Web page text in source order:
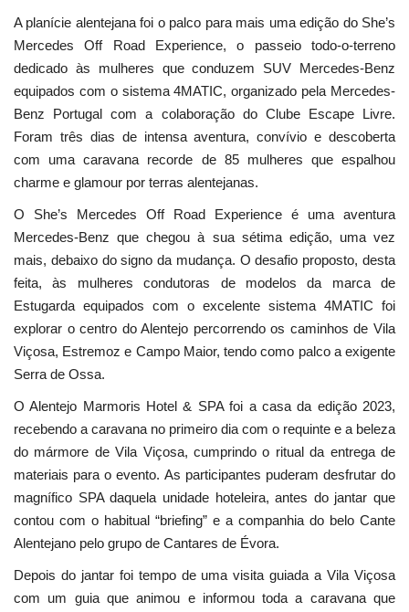
Lazer
Ambiente
A planície alentejana foi o palco para mais uma edição do She’s
Mercedes Off Road Experience, o passeio todo-o-terreno
dedicado às mulheres que conduzem SUV Mercedes-Benz
equipados com o sistema 4MATIC, organizado pela Mercedes-
Benz Portugal com a colaboração do Clube Escape Livre.
Foram três dias de intensa aventura, convívio e descoberta
com uma caravana recorde de 85 mulheres que espalhou
charme e glamour por terras alentejanas.
O She’s Mercedes Off Road Experience é uma aventura
Mercedes-Benz que chegou à sua sétima edição, uma vez
mais, debaixo do signo da mudança. O desafio proposto, desta
feita, às mulheres condutoras de modelos da marca de
Estugarda equipados com o excelente sistema 4MATIC foi
explorar o centro do Alentejo percorrendo os caminhos de Vila
Viçosa, Estremoz e Campo Maior, tendo como palco a exigente
Serra de Ossa.
O Alentejo Marmoris Hotel & SPA foi a casa da edição 2023,
recebendo a caravana no primeiro dia com o requinte e a beleza
do mármore de Vila Viçosa, cumprindo o ritual da entrega de
materiais para o evento. As participantes puderam desfrutar do
magnífico SPA daquela unidade hoteleira, antes do jantar que
contou com o habitual “briefing” e a companhia do belo Cante
Alentejano pelo grupo de Cantares de Évora.
Depois do jantar foi tempo de uma visita guiada a Vila Viçosa
com um guia que animou e informou toda a caravana que